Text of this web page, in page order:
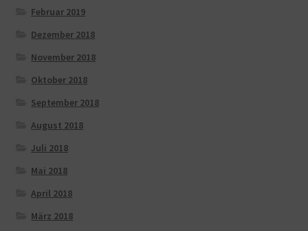
Februar 2019
Dezember 2018
November 2018
Oktober 2018
September 2018
August 2018
Juli 2018
Mai 2018
April 2018
März 2018